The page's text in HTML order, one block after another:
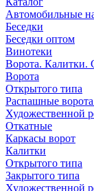
Автомобильные
Беседки
Беседки оптом
Винотеки
Ворота. Калитки.
Ворота
Открытого типа
Распашные
Художественной
Откатные
Каркасы ворот
Калитки
Открытого типа
Закрытого типа
Художественной